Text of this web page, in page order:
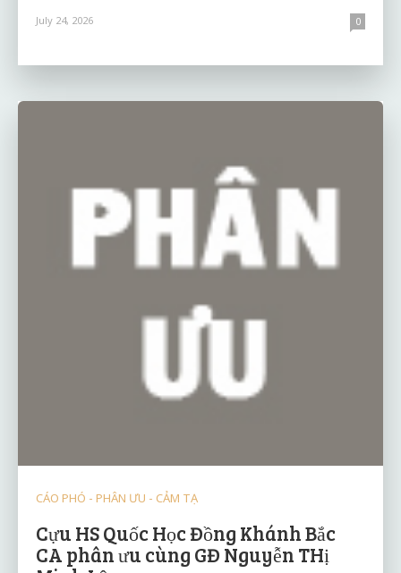
July 24, 2026 0
CÁO PHÓ - PHÂN ƯU - CẢM TẠ
Cựu HS Quốc Học Đồng Khánh Bắc
CA phân ưu cùng GĐ Nguyễn THị